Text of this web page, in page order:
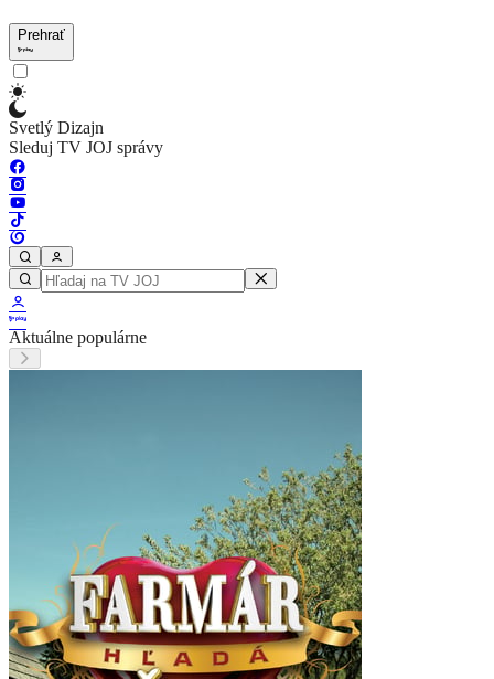
Prehrať
Svetlý Dizajn
Sleduj TV JOJ správy
Aktuálne populárne